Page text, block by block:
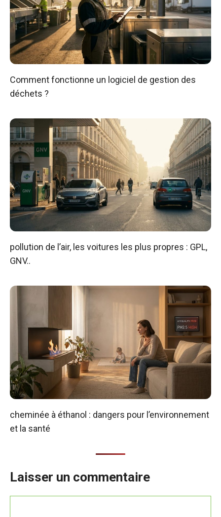
Comment fonctionne un logiciel de gestion des
déchets ?
pollution de l’air, les voitures les plus propres : GPL,
GNV..
cheminée à éthanol : dangers pour l’environnement
et la santé
Laisser un commentaire